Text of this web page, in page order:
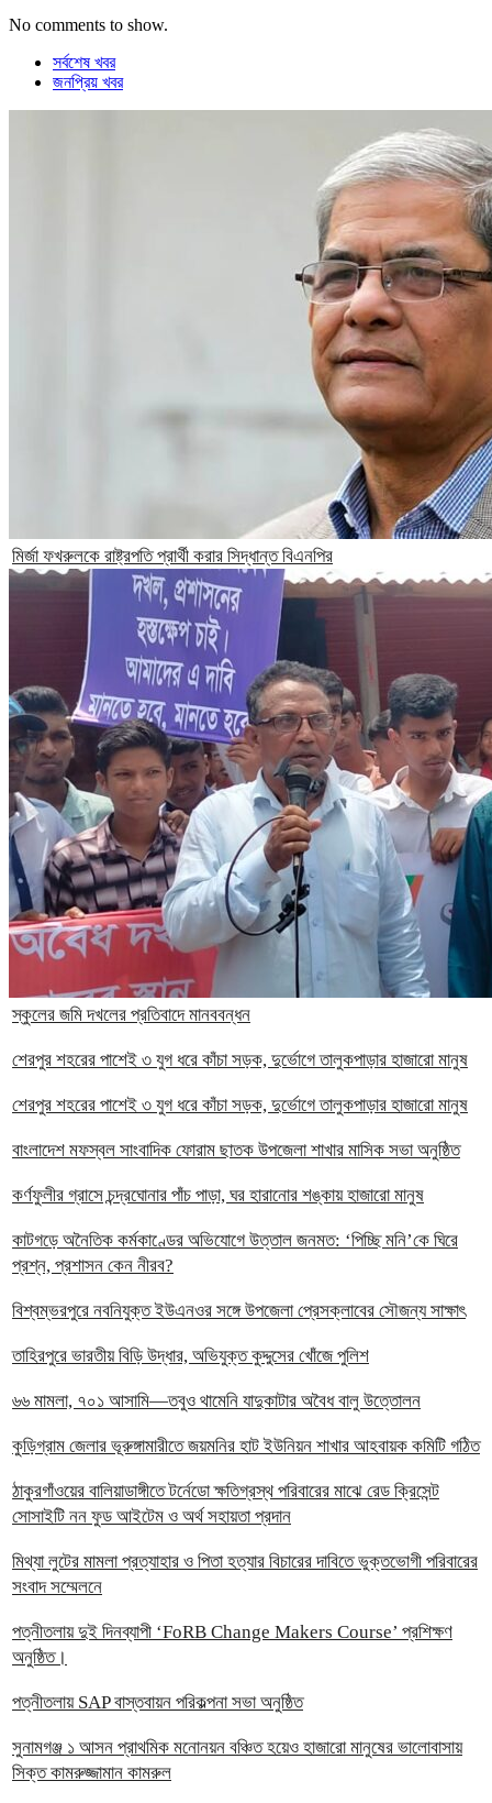
No comments to show.
সর্বশেষ খবর
জনপ্রিয় খবর
মির্জা ফখরুলকে রাষ্ট্রপতি প্রার্থী করার সিদ্ধান্ত বিএনপির
স্কুলের জমি দখলের প্রতিবাদে মানববন্ধন
শেরপুর শহরের পাশেই ৩ যুগ ধরে কাঁচা সড়ক, দুর্ভোগে তালুকপাড়ার হাজারো মানুষ
শেরপুর শহরের পাশেই ৩ যুগ ধরে কাঁচা সড়ক, দুর্ভোগে তালুকপাড়ার হাজারো মানুষ
বাংলাদেশ মফস্বল সাংবাদিক ফোরাম ছাতক উপজেলা শাখার মাসিক সভা অনুষ্ঠিত
কর্ণফুলীর গ্রাসে চন্দ্রঘোনার পাঁচ পাড়া, ঘর হারানোর শঙ্কায় হাজারো মানুষ
কাটগড়ে অনৈতিক কর্মকাণ্ডের অভিযোগে উত্তাল জনমত: ‘পিচ্ছি মনি’কে ঘিরে
প্রশ্ন, প্রশাসন কেন নীরব?
বিশ্বম্ভরপুরে নবনিযুক্ত ইউএনওর সঙ্গে উপজেলা প্রেসক্লাবের সৌজন্য সাক্ষাৎ
তাহিরপুরে ভারতীয় বিড়ি উদ্ধার, অভিযুক্ত কুদ্দুসের খোঁজে পুলিশ
৬৬ মামলা, ৭০১ আসামি—তবুও থামেনি যাদুকাটার অবৈধ বালু উত্তোলন
কুড়িগ্রাম জেলার ভূরুঙ্গামারীতে জয়মনির হাট ইউনিয়ন শাখার আহবায়ক কমিটি গঠিত
ঠাকুরগাঁওয়ের বালিয়াডাঙ্গীতে টর্নেডো ক্ষতিগ্রস্থ পরিবারের মাঝে রেড ক্রিসেন্ট
সোসাইটি নন ফুড আইটেম ও অর্থ সহায়তা প্রদান
‎মিথ্যা লুটের মামলা প্রত্যাহার ও পিতা হত্যার বিচারের দাবিতে ভুক্তভোগী পরিবারের
সংবাদ সম্মেলনে
পত্নীতলায় দুই দিনব্যাপী ‘FoRB Change Makers Course’ প্রশিক্ষণ
অনুষ্ঠিত।
পত্নীতলায় SAP বাস্তবায়ন পরিকল্পনা সভা অনুষ্ঠিত
সুনামগঞ্জ ১ আসন প্রাথমিক মনোনয়ন বঞ্চিত হয়েও হাজারো মানুষের ভালোবাসায়
সিক্ত কামরুজ্জামান কামরুল